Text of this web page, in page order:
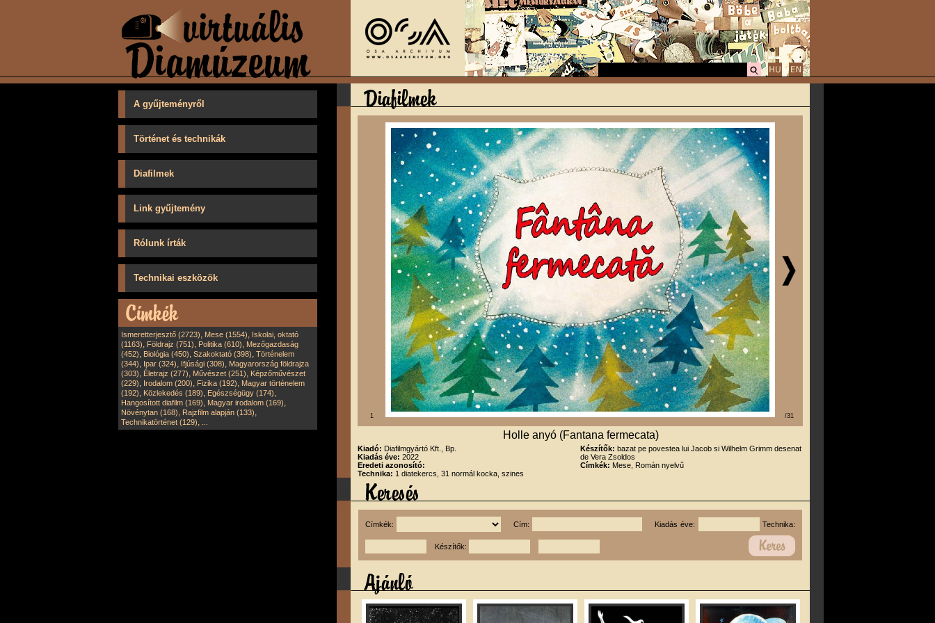
A gyűjteményről
Történet és technikák
Diafilmek
Link gyűjtemény
Rólunk írták
Technikai eszközök
Ismeretterjesztő (2723), Mese (1554), Iskolai, oktató
(1163), Földrajz (751), Politika (610), Mezőgazdaság
(452), Biológia (450), Szakoktató (398), Történelem
(344), Ipar (324), Ifjúsági (308), Magyarország földrajza
(303), Életrajz (277), Művészet (251), Képzőművészet
(229), Irodalom (200), Fizika (192), Magyar történelem
(192), Közlekedés (189), Egészségügy (174),
Hangosított diafilm (169), Magyar irodalom (169),
Növénytan (168), Rajzfilm alapján (133),
Technikatörténet (129),
1 /31
Holle anyó (Fantana fermecata)
Kiadó: Diafilmgyártó Kft., Bp.
Kiadás éve: 2022
Eredeti azonosító:
Technika: 1 diatekercs, 31 normál kocka, szines
Készítők: bazat pe povestea lui Jacob si Wilhelm Grimm desenat
de Vera Zsoldos
Címkék: Mese, Román nyelvű
Címkék: Cím: Kiadás éve: Technika:
Készítők: